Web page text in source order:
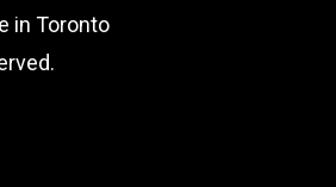
in Toronto